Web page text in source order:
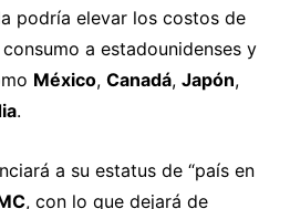
podría elevar los costos de
a estadounidenses y
México, Canadá, Japón,
.
a su estatus de “país en
, con lo que dejará de